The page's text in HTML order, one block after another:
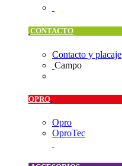
CONTACTO
Contacto y placaje
Campo
OPRO
Opro
OproTec